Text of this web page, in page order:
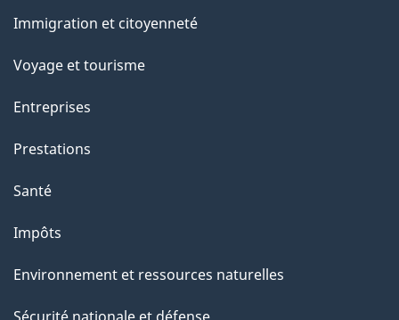
sujets
Immigration et citoyenneté
Voyage et tourisme
Entreprises
Prestations
Santé
Impôts
Environnement et ressources naturelles